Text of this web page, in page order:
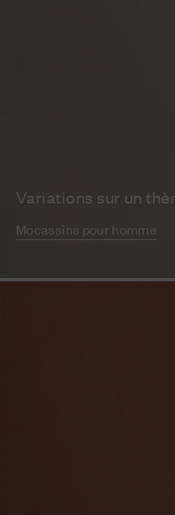
Variations sur un
Mocassins pour homme